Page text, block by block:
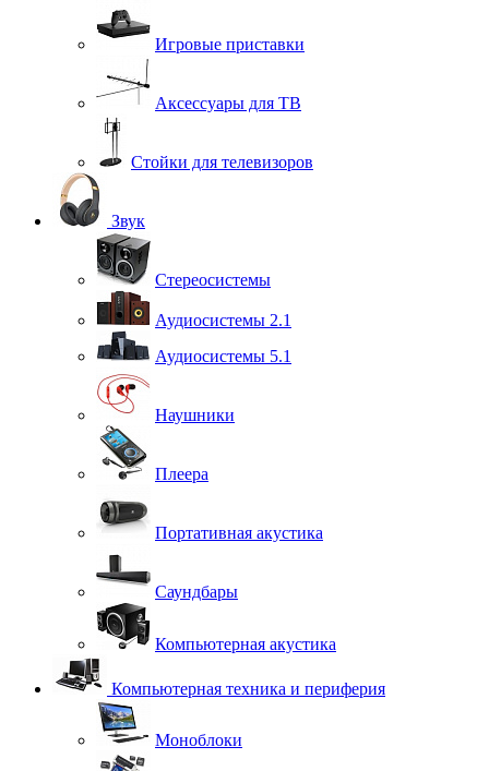
Игровые приставки
Аксессуары для ТВ
Стойки для телевизоров
Звук
Стереосистемы
Аудиосистемы 2.1
Аудиосистемы 5.1
Наушники
Плеера
Портативная акустика
Саундбары
Компьютерная акустика
Компьютерная техника и периферия
Моноблоки